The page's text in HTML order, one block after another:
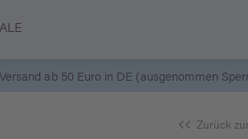
50 Euro in DE (ausgenommen
Zurück